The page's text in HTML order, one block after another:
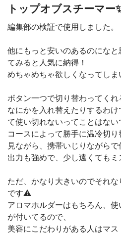
トップオブスチーマー
編集部の検証で使用しました。
他にもっと安いのあるのにな
てみると人気に納得！
めちゃめちゃ欲しくなってしま
ボタン一つで切り替わってくれ
なにかを入れ替えたりするわけ
て使い切れないってことはない
コースによって勝手に温冷切
見ながら、携帯いじりながらで
出力も強めで、少し遠くてもミ
ただ、かなり大きいのでそれ
です⚠
アロマホルダーはもちろん、
が付いてるので、
美容にこだわりがある人はマ